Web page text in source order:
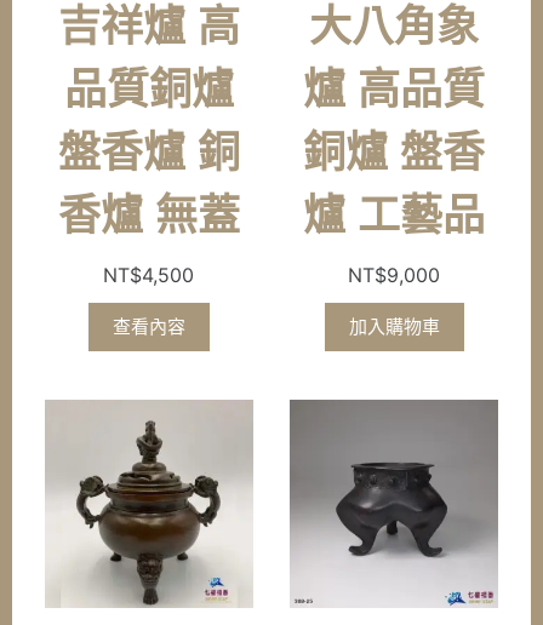
吉祥爐 高
品質銅爐
盤香爐 銅
香爐 無蓋
NT$4,500
查看內容
大八角象
爐 高品質
銅爐 盤香
爐 工藝品
NT$9,000
加入購物車